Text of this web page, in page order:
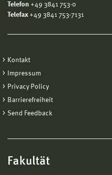
Telefon +49 3841 753-0
Telefax +49 3841 753-7131
Kontakt
Impressum
Privacy Policy
Barrierefreiheit
Send Feedback
Fakultät